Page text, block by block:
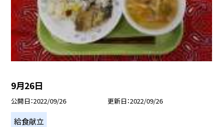
9月26日
公開日 2022/09/26 更新日 2022/09/26
給食献立